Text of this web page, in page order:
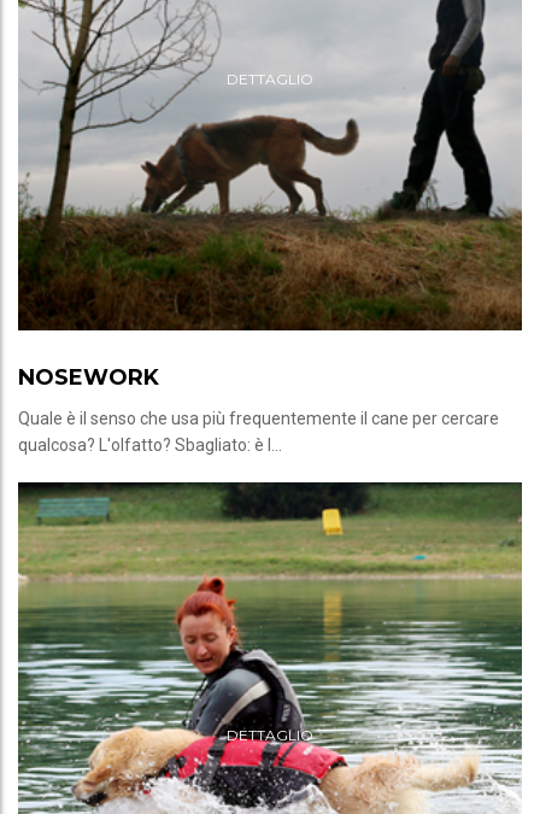
DETTAGLIO
NOSEWORK
Quale è il senso che usa più frequentemente il cane per cercare
qualcosa? L'olfatto? Sbagliato: è l...
DETTAGLIO